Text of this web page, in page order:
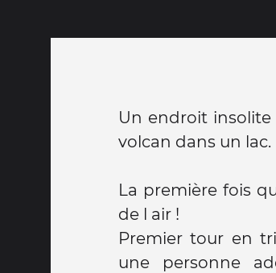
Un endroit
volcan dans un lac.
La première fois
de l air !
Premier tour en
une personne